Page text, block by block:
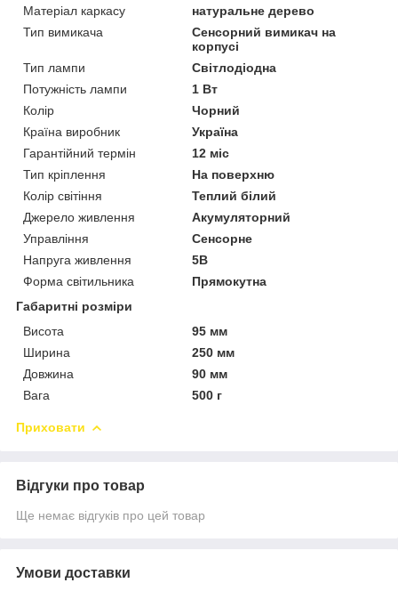
Матеріал каркасу
натуральне дерево
Тип вимикача
Сенсорний вимикач на
корпусі
Тип лампи
Світлодіодна
Потужність лампи
1 Вт
Колір
Чорний
Країна виробник
Україна
Гарантійний термін
12 міс
Тип кріплення
На поверхню
Колір світіння
Теплий білий
Джерело живлення
Акумуляторний
Управління
Сенсорне
Напруга живлення
5В
Форма світильника
Прямокутна
Габаритні розміри
Висота
95 мм
Ширина
250 мм
Довжина
90 мм
Вага
500 г
Приховати
Відгуки про товар
Ще немає відгуків про цей товар
Умови доставки